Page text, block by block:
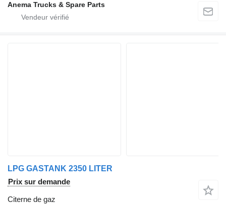
Anema Trucks & Spare Parts
LPG GASTANK 2350 LITER
Prix sur demande
Citerne de gaz